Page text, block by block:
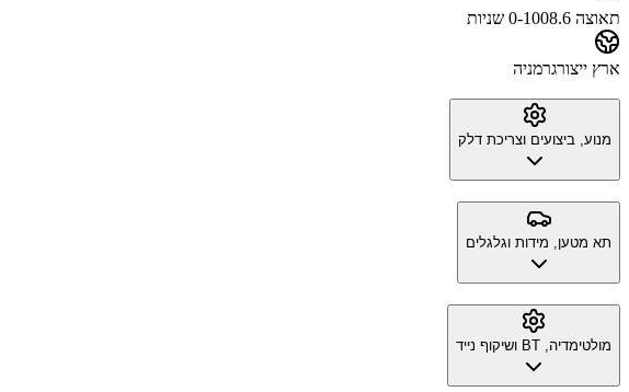
תאוצה 0-100 8.6 שניות
ארץ ייצורגרמניה
מנוע, ביצועים וצריכת דלק
תא מטען, מידות וגלגלים
מולטימדיה, BT ושיקוף נייד